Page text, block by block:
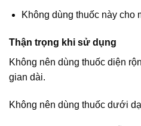
Không dùng thuốc này cho
Thận trọng khi sử dụng
Không nên dùng thuốc diện
gian dài.
Không nên dùng thuốc dưới